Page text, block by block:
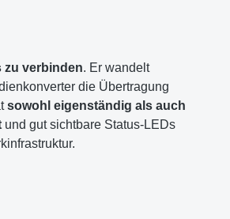
zu verbinden. Er wandelt
die Übertragung
sowohl eigenständig als auch
und gut sichtbare Status-LEDs